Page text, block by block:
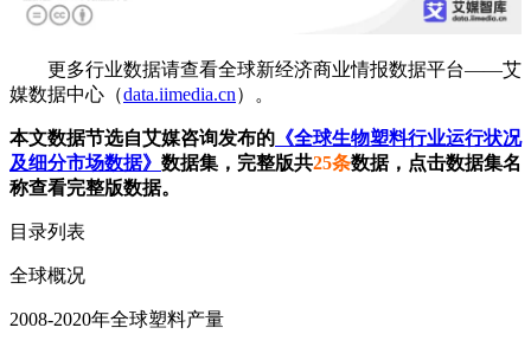
更多行业数据请查看全球新经济商业情报数据平台——艾
媒数据中心（data.iimedia.cn）。
本文数据节选自艾媒咨询发布的 《全球生物塑料行业运行状况
及细分市场数据》 数据集，完整版共25条数据，点击数据集名
称查看完整版数据。
目录列表
全球概况
2008-2020年全球塑料产量